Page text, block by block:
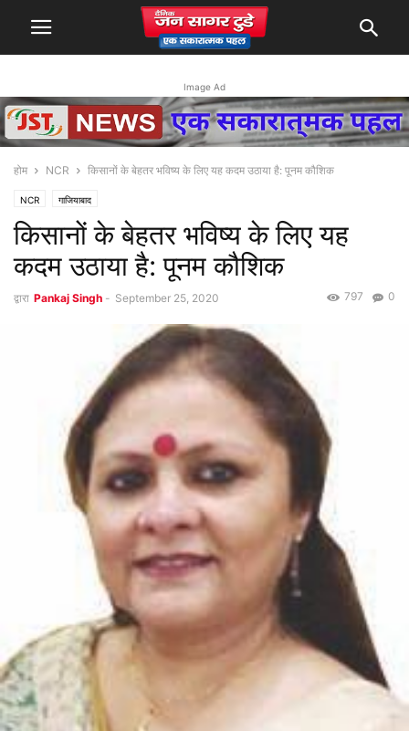
Image Ad
होम NCR किसानों के बेहतर भविष्य के लिए यह कदम उठाया है: पूनम कौशिक
NCR गाजियाबाद
किसानों के बेहतर भविष्य के लिए यह
कदम उठाया है: पूनम कौशिक
द्वारा Pankaj Singh - September 25, 2020 0
797